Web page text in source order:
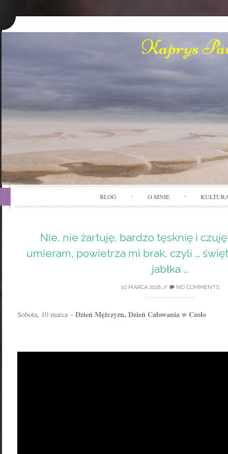
Kaprys
BLOG O MNIE
Nie, nie żartuję, bardzo tęsknię i
umieram, powietrza mi brak, czyli …
jabłka …
10 MARCA 2018// NO COMMENTS
Sobota, 10 marca – Dzień Mężczyzn, Dzień Całowania w Czoło